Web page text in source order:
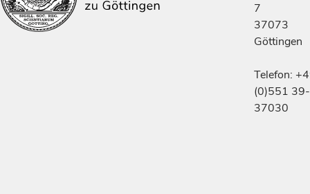
7
37073
Göttingen
Telefon:
(0)551 39-
37030